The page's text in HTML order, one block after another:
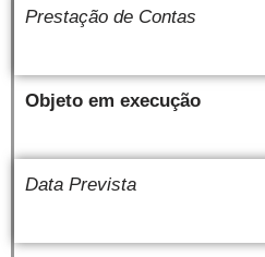
Prestação de Contas
Objeto em execução
Data Prevista